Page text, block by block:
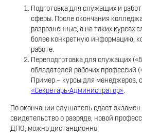
Подготовка для служащих и
сферы. После окончания
разрозненные, а на таких курсах
более конкретную информацию,
работе.
Переподготовка для служащих
обладателей рабочих профессий
Пример – курсы для менеджеров,
«Секретарь-Администратор».
По окончании слушатель сдает экзамен
свидетельство о разряде, новой
ДПО, можно дистанционно.